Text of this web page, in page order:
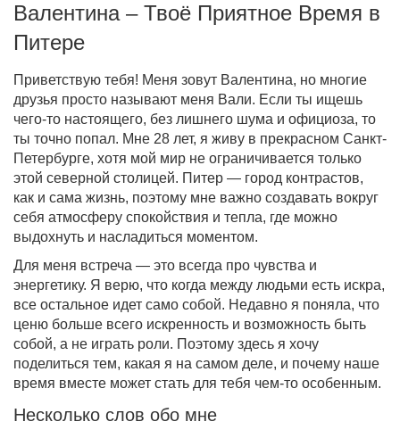
Валентина – Твоё Приятное Время в
Питере
Приветствую тебя! Меня зовут Валентина, но многие
друзья просто называют меня Вали. Если ты ищешь
чего-то настоящего, без лишнего шума и официоза, то
ты точно попал. Мне 28 лет, я живу в прекрасном Санкт-
Петербурге, хотя мой мир не ограничивается только
этой северной столицей. Питер — город контрастов,
как и сама жизнь, поэтому мне важно создавать вокруг
себя атмосферу спокойствия и тепла, где можно
выдохнуть и насладиться моментом.
Для меня встреча — это всегда про чувства и
энергетику. Я верю, что когда между людьми есть искра,
все остальное идет само собой. Недавно я поняла, что
ценю больше всего искренность и возможность быть
собой, а не играть роли. Поэтому здесь я хочу
поделиться тем, какая я на самом деле, и почему наше
время вместе может стать для тебя чем-то особенным.
Несколько слов обо мне